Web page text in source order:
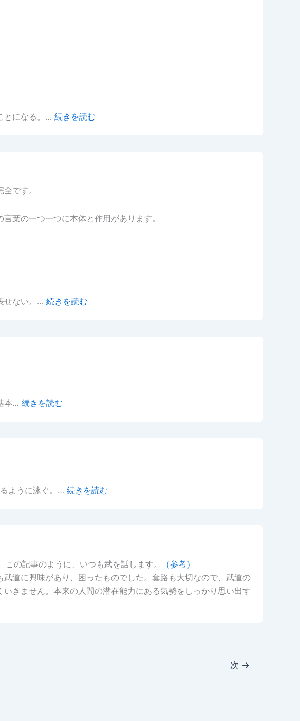
とになる。… 続きを読む
です。
葉の一つ一つに本体と作用があります。
せない。… 続きを読む
本… 続きを読む
ように泳ぐ。… 続きを読む
の記事のように、いつも武を話します。
（参考）
道に興味があり、困ったものでした。套路も大切なので、武道の
きません。本来の人間の潜在能力にある気勢をしっかり思い出す
次 →